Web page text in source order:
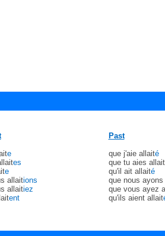
e
es
e
allaitions
allaitiez
ent
Past
que j'aie allaité
que tu aies allait
qu'il ait allaité
que nous ayons
que vous ayez
qu'ils aient allait